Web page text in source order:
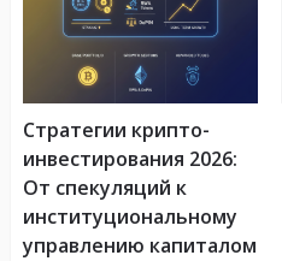
Стратегии крипто-
инвестирования 2026:
От спекуляций к
институциональному
управлению капиталом